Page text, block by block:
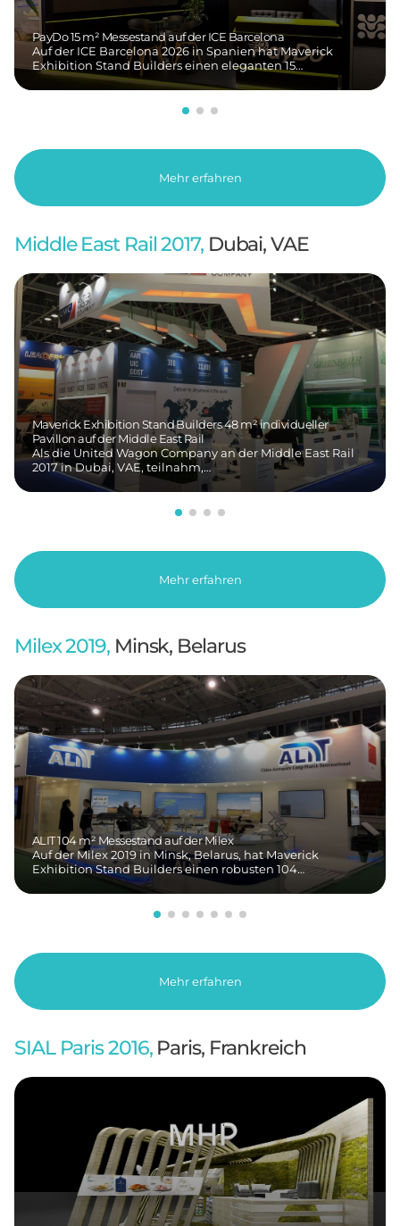
Mehr erfahren
PayDo 15 m² Messestand auf der ICE Barcelona
Auf der ICE Barcelona 2026 in Spanien hat Maverick
Exhibition Stand Builders einen eleganten 15…
Middle East Rail 2017,Dubai, VAE
Mehr erfahren
Maverick Exhibition Stand Builders 48 m² individueller
Pavillon auf der Middle East Rail
Als die United Wagon Company an der Middle East Rail
2017 in Dubai, VAE, teilnahm,…
Milex 2019,Minsk, Belarus
Mehr erfahren
ALIT 104 m² Messestand auf der Milex
Auf der Milex 2019 in Minsk, Belarus, hat Maverick
Exhibition Stand Builders einen robusten 104…
SIAL Paris 2016,Paris, Frankreich